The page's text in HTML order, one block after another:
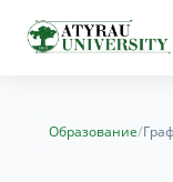
Образование/